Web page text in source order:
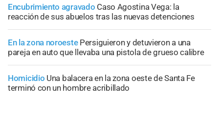
Encubrimiento agravado Caso Agostina Vega: la
reacción de sus abuelos tras las nuevas detenciones
En la zona noroeste Persiguieron y detuvieron a una
pareja en auto que llevaba una pistola de grueso calibre
Homicidio Una balacera en la zona oeste de Santa Fe
terminó con un hombre acribillado